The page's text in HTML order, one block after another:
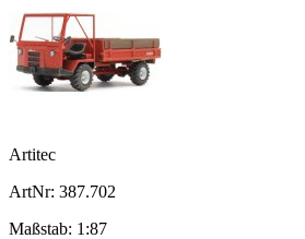
Artitec
ArtNr: 387.702
Maßstab: 1:87